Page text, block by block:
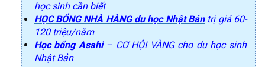
học sinh cần biết
HỌC BỔNG NHÀ HÀNG du học Nhật Bảntrị giá 60-
120 triệu/năm
Học bổng Asahi – CƠ HỘI VÀNG cho du học sinh
Nhật Bản